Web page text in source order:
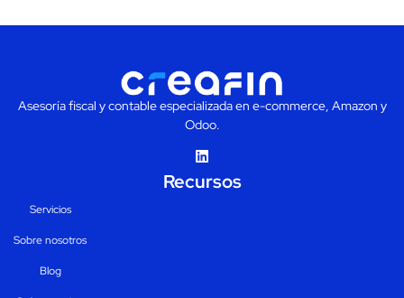
Asesoría fiscal y contable especializada en e-commerce, Amazon y
Odoo.
Recursos
Servicios
Sobre nosotros
Blog